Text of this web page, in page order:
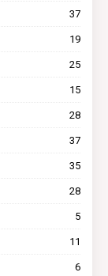
37
19
25
15
28
37
35
28
5
11
6